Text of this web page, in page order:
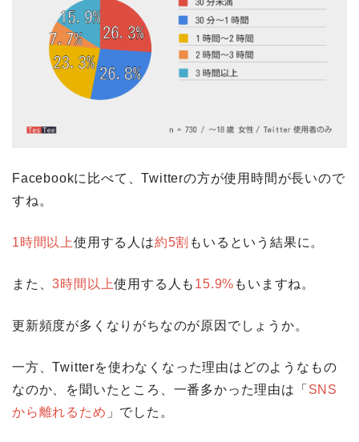
Facebookに比べて、Twitterの方が使用時間が長いので
すね。
1時間以上使用する人は約5割 もいるという結果に。
また、3時間以上使用する人も 15.9% もいますね。
更新頻度が多くなりがちなのが原因でしょうか。
一方、Twitterを使わなくなった理由はどのようなもの
なのか、を聞いたところ、一番多かった理由は「 SNS
から離れるため 」でした。